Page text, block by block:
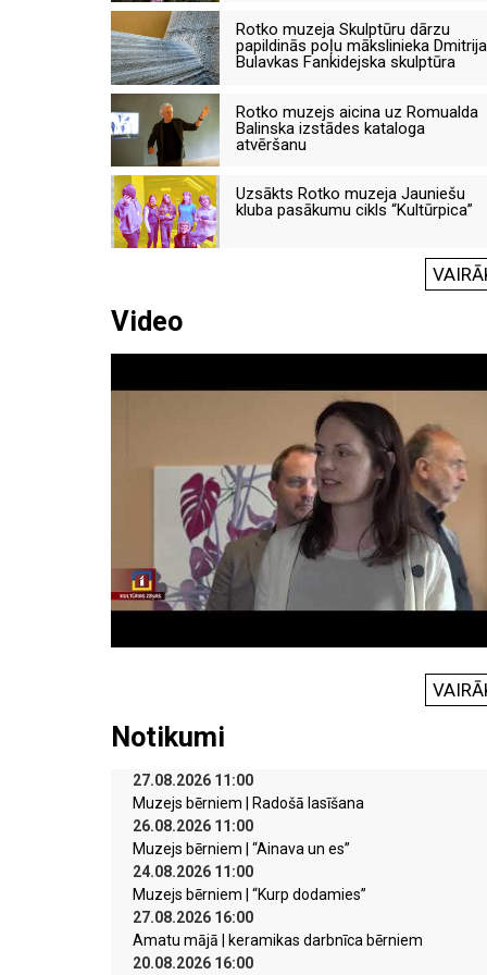
Rotko muzeja Skulptūru dārzu
papildinās poļu mākslinieka Dmitrija
Bulavkas Fankidejska skulptūra
Rotko muzejs aicina uz Romualda
Balinska izstādes kataloga
atvēršanu
Uzsākts Rotko muzeja Jauniešu
kluba pasākumu cikls “Kultūrpica”
Video
Notikumi
27.08.2026 11:00
Muzejs bērniem | Radošā lasīšana
26.08.2026 11:00
Muzejs bērniem | “Ainava un es”
24.08.2026 11:00
Muzejs bērniem | “Kurp dodamies”
27.08.2026 16:00
Amatu mājā | keramikas darbnīca bērniem
20.08.2026 16:00